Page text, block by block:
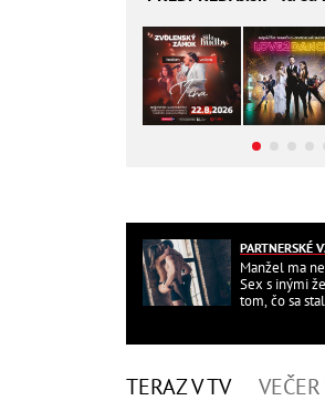
PARTNERSKÉ
Manžel ma
Sex s inými
tom, čo sa
TERAZ V TV